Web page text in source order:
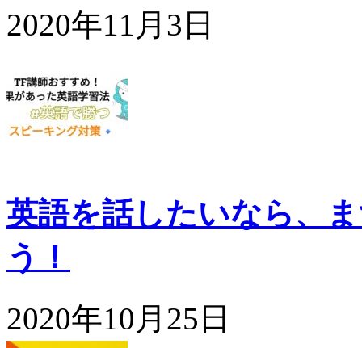
2020年11月3日
英語を話したいなら、
う！
2020年10月25日